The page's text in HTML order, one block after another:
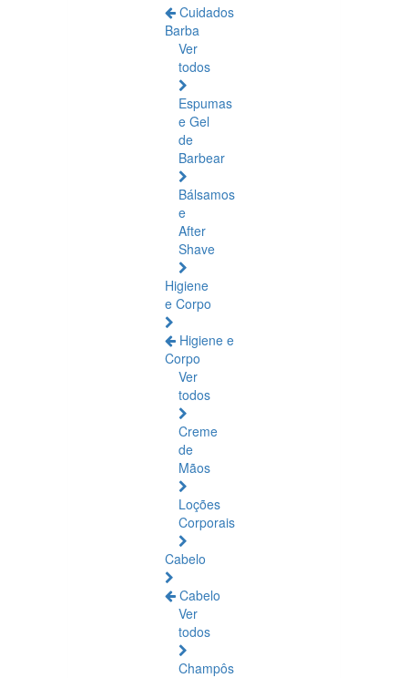
Cuidados
Barba
Ver
todos
Espumas
e Gel
de
Barbear
Bálsamos
e
After
Shave
Higiene
e Corpo
Higiene e
Corpo
Ver
todos
Creme
de
Mãos
Loções
Corporais
Cabelo
Cabelo
Ver
todos
Champôs